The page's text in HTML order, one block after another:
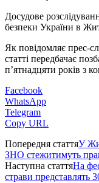
Досудове
безпеки України в
Як повідомляє прес-
статті передбачає
п’ятнадцяти років з
Facebook
WhatsApp
Telegram
Copy URL
Попередня статтяУ
ЗНО стежитимуть
Наступна статтяНа
страви представлять